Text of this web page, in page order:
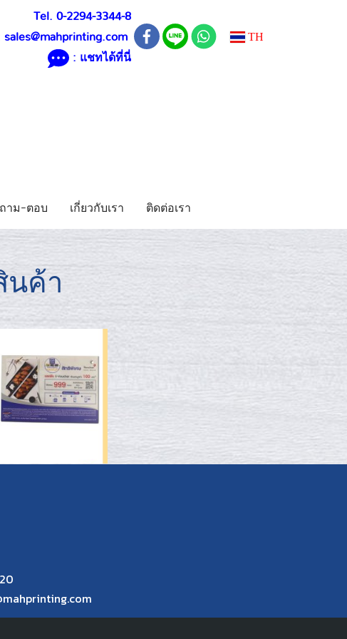
Tel. 0-2294-3344-8
sales@mahprinting.com
: แชทได้ที่นี่
TH
ถาม-ตอบ เกี่ยวกับเรา ติดต่อเรา
นค้า